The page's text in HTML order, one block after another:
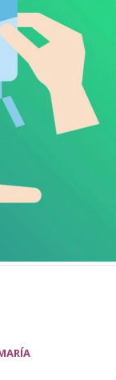
de un
hermosura de
de castañas,
en el Compás de
gigante en 3D que
ya mencionada. Podrás
que contarán
navideña,
de fachadas y
del 26 de
belén
en el centro social
también el Tren de